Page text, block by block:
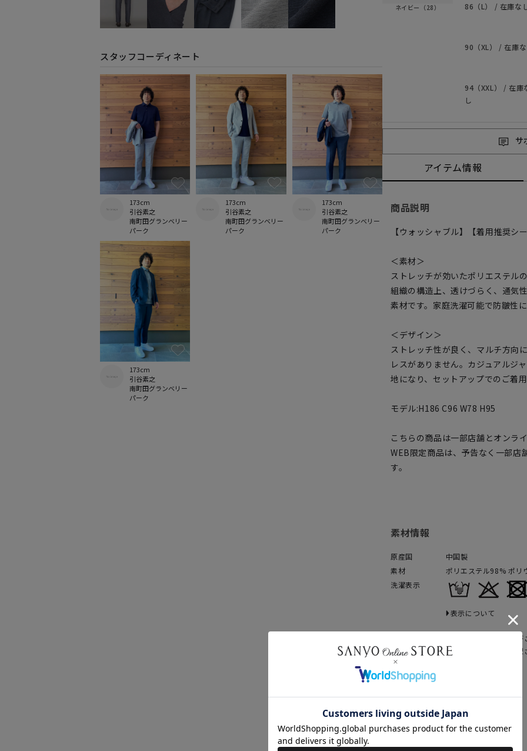
スタッフコーディネート
南町田グランベリー
パーク
引谷素之
173cm
南町田グランベリー
パーク
引谷素之
173cm
南町田グランベリー
パーク
引谷素之
173cm
南町田グランベリー
パーク
引谷素之
173cm
ネイビー（28） 86（L） / 在庫な
90（XL） / 在庫
94（XXL） / 在庫
し
サ
アイテム情報
商品説明
【ウォッシャブル】【着用推奨シ
＜素材＞
ストレッチが効いたポリエステル
組織の構造上、透けづらく、通気
素材です。家庭洗濯可能で防皺性
＜デザイン＞
ストレッチ性が良く、マルチ方向
レスがありません。カジュアルジ
地になり、セットアップでのご着
モデル:H186 C96 W78 H95
こちらの商品は一部店舗とオンラ
WEB限定商品は、予告なく一部店
す。
素材情報
原産国
中国製
素材
ポリエステル98% ポリ
洗濯表示
表示について
商品情報は、カラーにより異なる場合
上のカラー画像をクリックすると、選
ます。
商品番号（カラー）